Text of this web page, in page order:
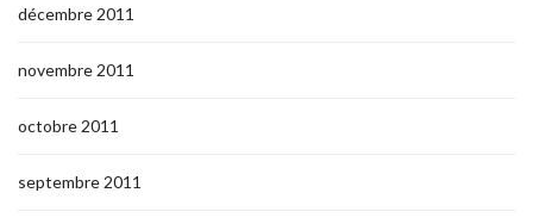
décembre 2011
novembre 2011
octobre 2011
septembre 2011